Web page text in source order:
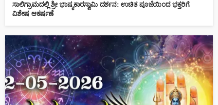
ಸಾಲಿಗ್ರಾಮದಲ್ಲಿ ಶ್ರೀ ಭಾಷ್ಯಕಾರಸ್ವಾಮಿ ದರ್ಶನ: ಉಚಿತ ಪೂಜೆಯಿಂದ ಭಕ್ತರಿಗೆ
ವಿಶೇಷ ಆಕರ್ಷಣೆ